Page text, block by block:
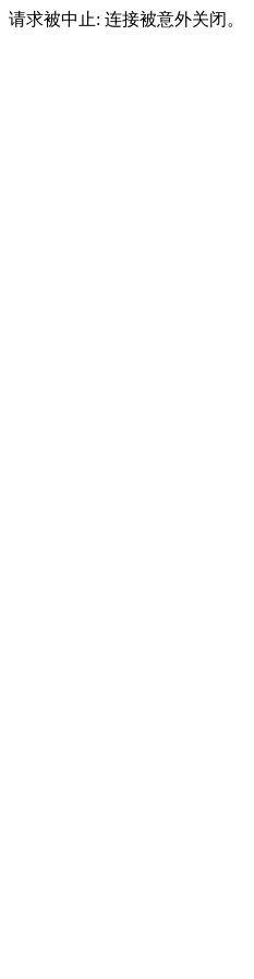
请求被中止: 连接被意外关闭。